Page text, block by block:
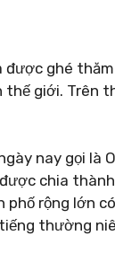
ghé
giới. Trên
nay gọi là
chia
rộng lớn
thường